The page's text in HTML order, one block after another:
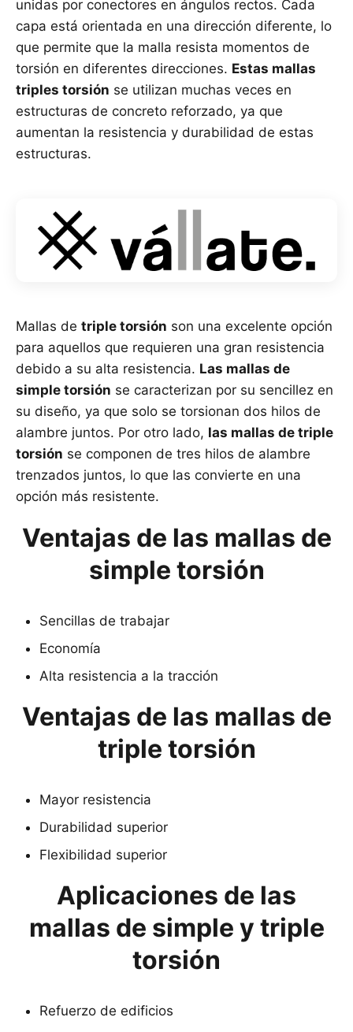
unidas por conectores en ángulos rectos. Cada
capa está orientada en una dirección diferente, lo
que permite que la malla resista momentos de
torsión en diferentes direcciones. Estas mallas
triples torsión se utilizan muchas veces en
estructuras de concreto reforzado, ya que
aumentan la resistencia y durabilidad de estas
estructuras.
Mallas de triple torsión son una excelente opción
para aquellos que requieren una gran resistencia
debido a su alta resistencia. Las mallas de
simple torsión se caracterizan por su sencillez en
su diseño, ya que solo se torsionan dos hilos de
alambre juntos. Por otro lado, las mallas de triple
torsión se componen de tres hilos de alambre
trenzados juntos, lo que las convierte en una
opción más resistente.
Ventajas de las mallas de
simple torsión
Sencillas de trabajar
Economía
Alta resistencia a la tracción
Ventajas de las mallas de
triple torsión
Mayor resistencia
Durabilidad superior
Flexibilidad superior
Aplicaciones de las
mallas de simple y triple
torsión
Refuerzo de edificios